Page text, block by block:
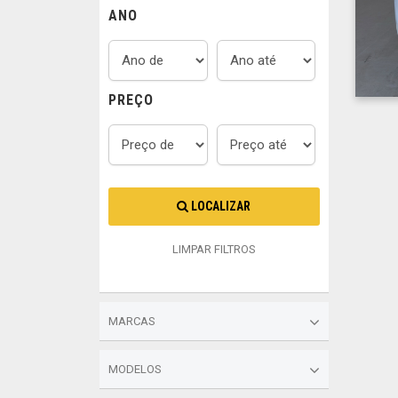
ANO
PREÇO
LOCALIZAR
LIMPAR FILTROS
MARCAS
MODELOS